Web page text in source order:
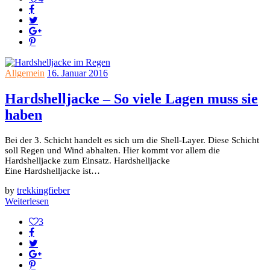
Allgemein 16. Januar 2016
Hardshelljacke – So viele Lagen muss sie
haben
Bei der 3. Schicht handelt es sich um die Shell-Layer. Diese Schicht
soll Regen und Wind abhalten. Hier kommt vor allem die
Hardshelljacke zum Einsatz. Hardshelljacke
Eine Hardshelljacke ist…
by trekkingfieber
Weiterlesen
3